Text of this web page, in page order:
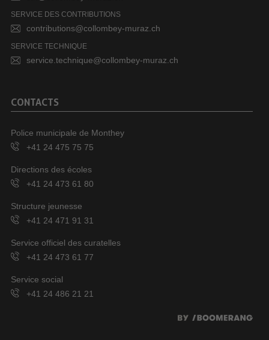
SERVICE DES CONTRIBUTIONS
contributions@collombey-muraz.ch
SERVICE TECHNIQUE
service.technique@collombey-muraz.ch
CONTACTS
Police municipale de Monthey
+41 24 475 75 75
Directions des écoles
+41 24 473 61 80
Structure jeunesse
+41 24 471 91 31
Service officiel des curatelles
+41 24 473 61 77
Service social
+41 24 486 21 21